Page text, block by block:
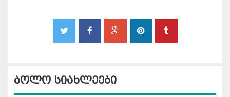
ბოლო სიახლეები